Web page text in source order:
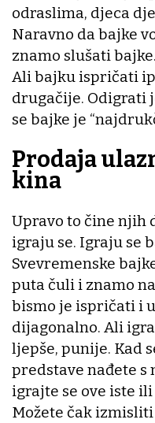
odraslima, djeca
Naravno da bajke
znamo slušati
Ali bajku ispričati
drugačije. Odigrati
se bajke je
Prodaja
kina
Upravo to čine njih
igraju se. Igraju se
Svevremenske
puta čuli i znamo
bismo je ispričati i
dijagonalno. Ali
ljepše, punije. Kad
predstave nađete s
igrajte se ove iste
Možete čak